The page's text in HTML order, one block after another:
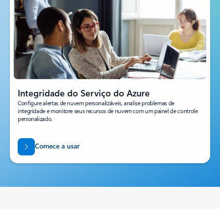
Integridade do Serviço do Azure
Configure alertas de nuvem personalizáveis, analise problemas de
integridade e monitore seus recursos de nuvem com um painel de controle
personalizado.
Comece a usar